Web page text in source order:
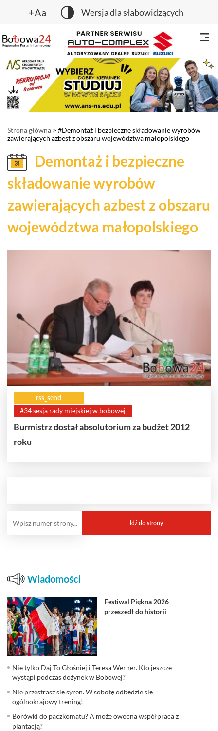
+Aa Wersja dla słabowidzących
Strona główna > #Demontaż i bezpieczne składowanie wyrobów
zawierających azbest z obszaru województwa małopolskiego
Demontaż i bezpieczne
składowanie wyrobów
zawierających azbest z obszaru
województwa małopolskiego
rss_send
#34 sesja rady miejskiej w bobowej
Burmistrz dostał absolutorium za budżet 2012
roku
Wiadomości
Festiwal Piękna 2026
przeszedł do historii
Nie tylko Daj To Głośniej i Teresa Werner. Kto jeszcze
wystąpi podczas dożynek w Bobowej?
Nie przestrasz się syren. W sobotę odbędzie się
ogólnokrajowy trening!
Borówki do paczkomatu? A może owocna współpraca z
plantacją?